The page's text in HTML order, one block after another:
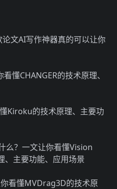
文AI写作神器真的可以让你
懂CHANGER的技术原理、
Kiroku的技术原理、主要功
么？一文让你看懂Vision
主要功能、应用场景
看懂MVDrag3D的技术原